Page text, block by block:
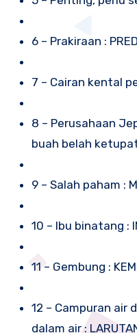
6 – Prakiraan :
7 – Cairan kental
8 – Perusahaan
buah belah ketupat
9 – Salah paham :
10 – Ibu binatang :
11 – Gembung :
12 – Campuran air
dalam air :